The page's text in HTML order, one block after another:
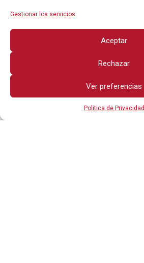
Gestionar los servicios
Aceptar
Rechazar
Ver preferencias
Politica de Privacidad